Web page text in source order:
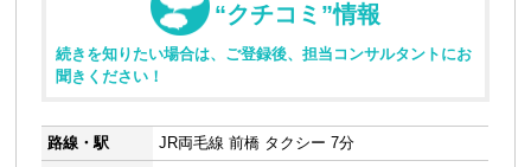
“クチコミ”情報
続きを知りたい場合は、ご登録後、担当コンサルタントにお
聞きください！
路線・駅
JR両毛線 前橋 タクシー 7分